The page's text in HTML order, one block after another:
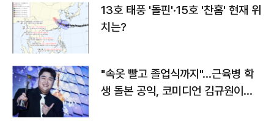
13호 태풍 '돌핀'·15호 '찬홈' 현재 위
치는?
"속옷 빨고 졸업식까지"…근육병 학
생 돌본 공익, 코미디언 김규원이었